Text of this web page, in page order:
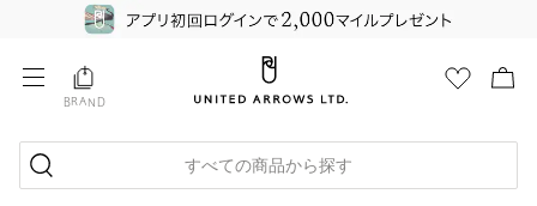
BRAND
すべての商品から探す